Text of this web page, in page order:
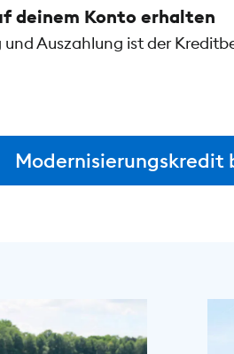
deinem Konto erhalten
Auszahlung ist der
Modernisierungskredit